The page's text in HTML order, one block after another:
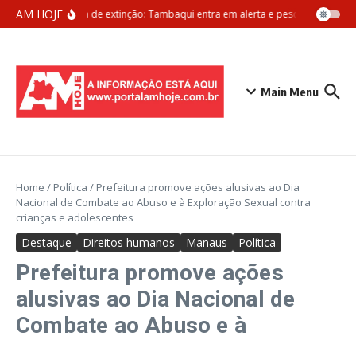
Ir para o conteúdo
AM HOJEAmeaça de extinção: Tambaqui entra em alerta e pesca pode ser
Main Menu
Home / Política / Prefeitura promove ações alusivas ao Dia
Nacional de Combate ao Abuso e à Exploração Sexual contra
crianças e adolescentes
Destaque Direitos humanos Manaus Política
Prefeitura promove ações
alusivas ao Dia Nacional de
Combate ao Abuso e à